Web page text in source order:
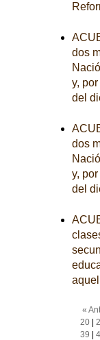
dos
y,
del
dos
y,
del
«
20|
39